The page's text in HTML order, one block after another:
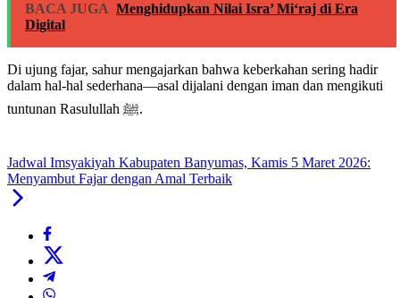
BACA JUGA Menghidupkan Nilai Isra’ Mi‘raj di Era
Digital
Di ujung fajar, sahur mengajarkan bahwa keberkahan sering hadir
dalam hal-hal sederhana—asal dijalani dengan iman dan mengikuti
tuntunan Rasulullah ﷺ.
Jadwal Imsyakiyah Kabupaten Banyumas, Kamis 5 Maret 2026:
Menyambut Fajar dengan Amal Terbaik